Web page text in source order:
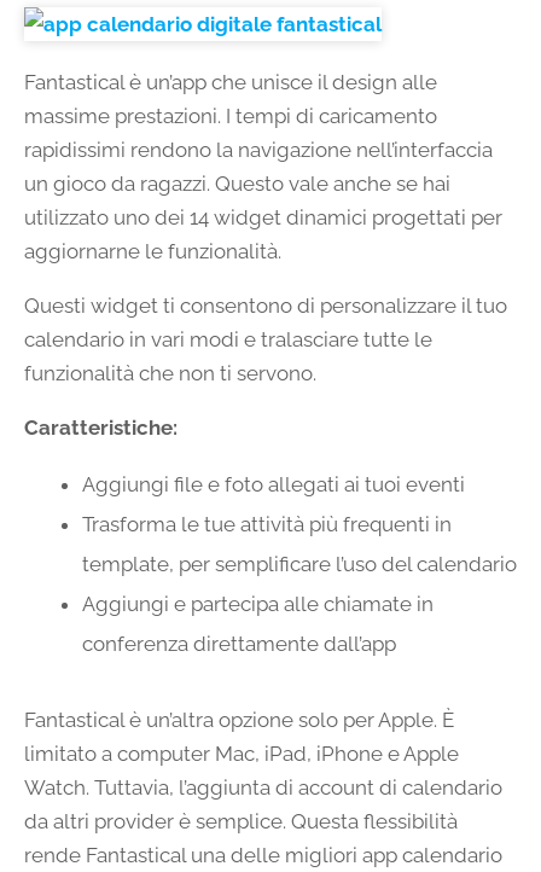
Fantastical è un’app che unisce il design alle
massime prestazioni. I tempi di caricamento
rapidissimi rendono la navigazione nell’interfaccia
un gioco da ragazzi. Questo vale anche se hai
utilizzato uno dei 14 widget dinamici progettati per
aggiornarne le funzionalità.
Questi widget ti consentono di personalizzare il tuo
calendario in vari modi e tralasciare tutte le
funzionalità che non ti servono.
Caratteristiche:
Aggiungi file e foto allegati ai tuoi eventi
Trasforma le tue attività più frequenti in
template, per semplificare l’uso del calendario
Aggiungi e partecipa alle chiamate in
conferenza direttamente dall’app
Fantastical è un’altra opzione solo per Apple. È
limitato a computer Mac, iPad, iPhone e Apple
Watch. Tuttavia, l’aggiunta di account di calendario
da altri provider è semplice. Questa flessibilità
rende Fantastical una delle migliori app calendario